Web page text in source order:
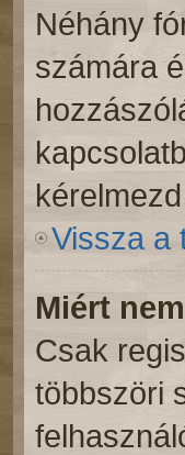
Néhány
számára
Vissza a
Miért
Csak
többszöri